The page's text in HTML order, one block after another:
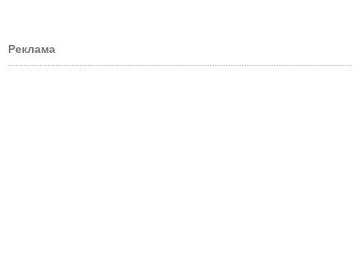
Реклама